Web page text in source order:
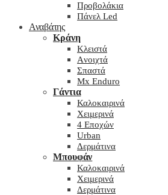
Προβολάκια
Πάνελ Led
Αναβάτης
Κράνη
Kλειστά
Aνοιχτά
Σπαστά
Mx Enduro
Γάντια
Καλοκαιρινά
Χειμερινά
4 Εποχών
Urban
Δερμάτινα
Μπουφάν
Καλοκαιρινά
Χειμερινά
Δερμάτινα